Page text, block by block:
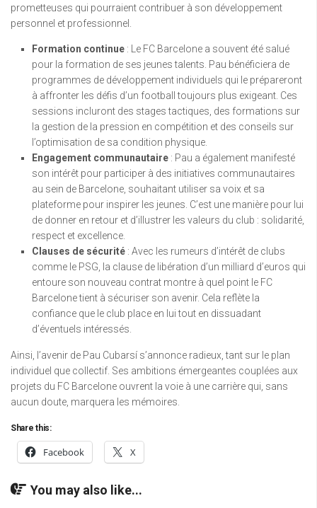
prometteuses qui pourraient contribuer à son développement
personnel et professionnel.
Formation continue : Le FC Barcelone a souvent été salué
pour la formation de ses jeunes talents. Pau bénéficiera de
programmes de développement individuels qui le prépareront
à affronter les défis d’un football toujours plus exigeant. Ces
sessions incluront des stages tactiques, des formations sur
la gestion de la pression en compétition et des conseils sur
l’optimisation de sa condition physique.
Engagement communautaire : Pau a également manifesté
son intérêt pour participer à des initiatives communautaires
au sein de Barcelone, souhaitant utiliser sa voix et sa
plateforme pour inspirer les jeunes. C’est une manière pour lui
de donner en retour et d’illustrer les valeurs du club : solidarité,
respect et excellence.
Clauses de sécurité : Avec les rumeurs d’intérêt de clubs
comme le PSG, la clause de libération d’un milliard d’euros qui
entoure son nouveau contrat montre à quel point le FC
Barcelone tient à sécuriser son avenir. Cela reflète la
confiance que le club place en lui tout en dissuadant
d’éventuels intéressés.
Ainsi, l’avenir de Pau Cubarsí s’annonce radieux, tant sur le plan
individuel que collectif. Ses ambitions émergeantes couplées aux
projets du FC Barcelone ouvrent la voie à une carrière qui, sans
aucun doute, marquera les mémoires.
Share this:
Facebook X
You may also like...